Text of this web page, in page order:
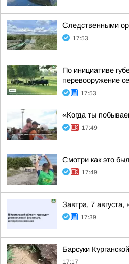
Следственными
17:53
По инициативе
перевооружение
17:53
«Когда ты
17:49
Смотри как это
17:49
Завтра, 7 августа,
17:39
Барсуки
17:17